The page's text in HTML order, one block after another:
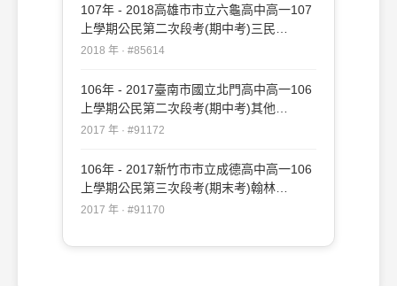
107年 - 2018高雄市市立六龜高中高一107
上學期公民第二次段考(期中考)三民
#85614
2018 年 · #85614
106年 - 2017臺南市國立北門高中高一106
上學期公民第二次段考(期中考)其他
#91172
2017 年 · #91172
106年 - 2017新竹市市立成德高中高一106
上學期公民第三次段考(期末考)翰林
#91170
2017 年 · #91170